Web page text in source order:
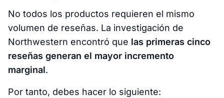
No todos los productos requieren el mismo
volumen de reseñas. La investigación de
Northwestern encontró que las primeras cinco
reseñas generan el mayor incremento
marginal.
Por tanto, debes hacer lo siguiente: